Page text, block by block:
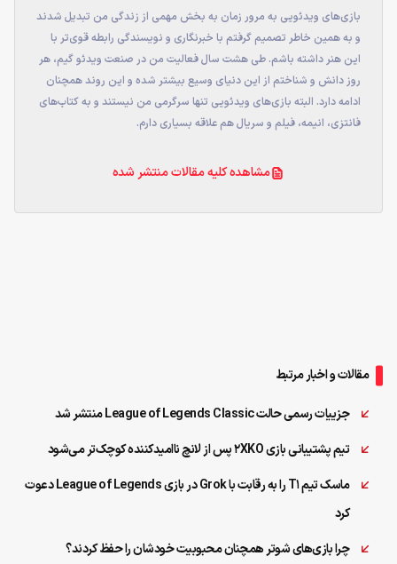
بازی‌های ویدئویی به مرور زمان به بخش مهمی از زندگی من تبدیل شدند
و به همین خاطر تصمیم گرفتم با خبرنگاری و نویسندگی رابطه قوی‌تر با
این هنر داشته باشم. طی هشت سال فعالیت من در صنعت ویدئو گیم، هر
روز دانش و شناختم از این دنیای وسیع بیشتر شده و این روند همچنان
ادامه دارد. البته بازی‌های ویدئویی تنها سرگرمی من نیستند و به کتاب‌های
فانتزی، انیمه، فیلم و سریال هم علاقه بسیاری دارم.
مشاهده کلیه مقالات منتشر شده
مقالات و اخبار مرتبط
جزییات رسمی حالت League of Legends Classic منتشر شد
تیم پشتیبانی بازی 2XKO پس از لانچ ناامیدکننده کوچک‌تر می‌شود
ماسک تیم T1 را به رقابت با Grok در بازی League of Legends دعوت
کرد
چرا بازی‌های شوتر همچنان محبوبیت خودشان را حفظ کردند؟